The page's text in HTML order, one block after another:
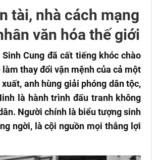
tài, nhà cách mạng
văn hóa thế giới
Cung đã cất tiếng khóc chào
thay đổi vận mệnh của cả một
anh hùng giải phóng dân tộc,
là hành trình đấu tranh không
Người chính là biểu tượng sinh
ngời, là cội nguồn mọi thắng lợi